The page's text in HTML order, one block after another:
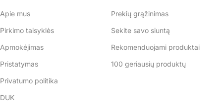
Apie mus
Pirkimo taisyklės
Apmokėjimas
Pristatymas
Privatumo politika
DUK
Prekių grąžinimas
Sekite savo siuntą
Rekomenduojami produktai
100 geriausių produktų